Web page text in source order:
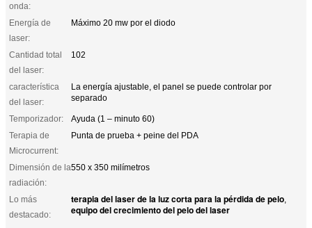
onda:
Energía de
laser:
Máximo 20 mw por el diodo
Cantidad total
del laser:
102
característica
del laser:
La energía ajustable, el panel se puede controlar por
separado
Temporizador:
Ayuda (1 – minuto 60)
Terapia de
Microcurrent:
Punta de prueba + peine del PDA
Dimensión de la
radiación:
550 x 350 milímetros
Lo más
destacado:
terapia del laser de la luz corta para la pérdida de pelo,
equipo del crecimiento del pelo del laser